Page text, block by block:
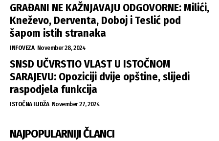
GRAĐANI NE KAŽNJAVAJU ODGOVORNE: Milići,
Kneževo, Derventa, Doboj i Teslić pod
šapom istih stranaka
INFOVEZA November 28, 2024
SNSD UČVRSTIO VLAST U ISTOČNOM
SARAJEVU: Opoziciji dvije opštine, slijedi
raspodjela funkcija
ISTOČNA ILIDŽA November 27, 2024
NAJPOPULARNIJI ČLANCI